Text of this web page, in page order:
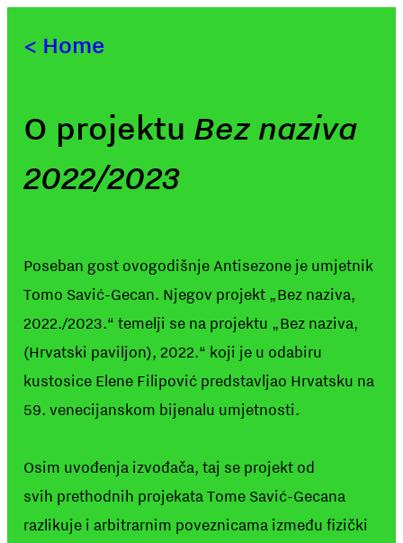
< Home
O projektu Bez naziva
2022/2023
Poseban gost ovogodišnje Antisezone je umjetnik
Tomo Savić-Gecan. Njegov projekt „Bez naziva,
2022./2023.“ temelji se na projektu „Bez naziva,
(Hrvatski paviljon), 2022.“ koji je u odabiru
kustosice Elene Filipović predstavljao Hrvatsku na
59. venecijanskom bijenalu umjetnosti.
Osim uvođenja izvođača, taj se projekt od
svih prethodnih projekata Tome Savić-Gecana
razlikuje i arbitrarnim poveznicama između fizički